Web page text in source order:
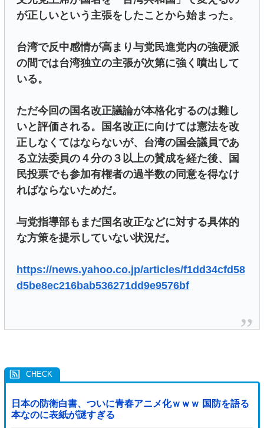
が正しいという主張をしたことから始まった。
台湾で反中感情が高まり与党民進党内の強硬派
の間では台湾独立の主張が次第に強く噴出して
いる。
ただ今回の国名改正議論が本格化するのは難し
いと評価される。国名改正に向けては憲法を改
正しなくてはならないが、台湾の国会議員であ
る立法委員の４分の３以上の賛成を経た後、国
民投票でも参加有権者の過半数の同意を得なけ
ればならないためだ。
与党指導部もまだ国名改正などに対する具体的
な方策を提示していない状況だ。
https://news.yahoo.co.jp/articles/f1dd34cfd58
d5be8ec216bab536271dd9e9576bf
日本の防衛白書、ついに青春アニメ化ｗｗｗ 国防を語る
本なのに表紙が謎すぎる